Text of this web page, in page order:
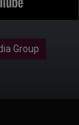
Group